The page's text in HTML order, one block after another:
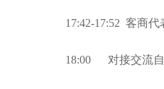
17:42-17:52 客商代
18:00 对接交流